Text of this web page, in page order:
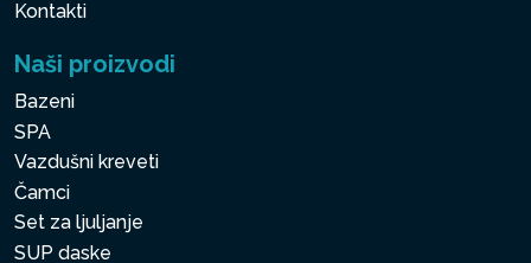
Kontakti
Naši proizvodi
Bazeni
SPA
Vazdušni kreveti
Čamci
Set za ljuljanje
SUP daske